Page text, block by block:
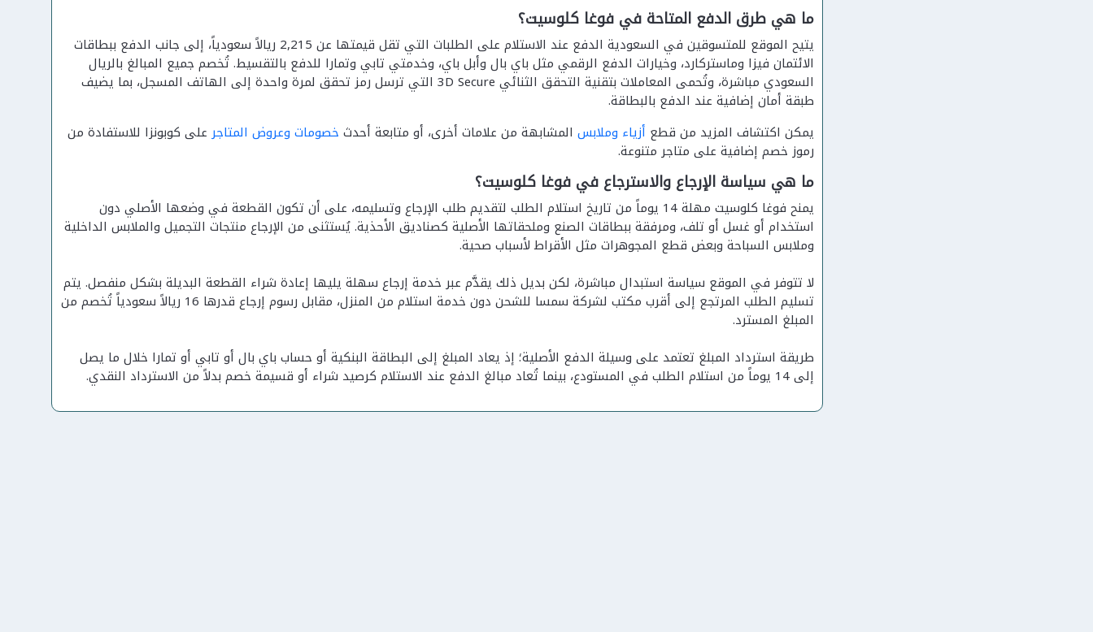
ما هي طرق الدفع المتاحة في فوغا كلوسيت؟
يتيح الموقع للمتسوقين في السعودية الدفع عند الاستلام على الطلبات التي تقل قيمتها عن 2,215 ريالاً سعودياً، إلى جانب الدفع ببطاقات
الائتمان فيزا وماستركارد، وخيارات الدفع الرقمي مثل باي بال وأبل باي، وخدمتي تابي وتمارا للدفع بالتقسيط. تُخصم جميع المبالغ بالريال
السعودي مباشرة، وتُحمى المعاملات بتقنية التحقق الثنائي 3D Secure التي ترسل رمز تحقق لمرة واحدة إلى الهاتف المسجل، بما يضيف
طبقة أمان إضافية عند الدفع بالبطاقة.
يمكن اكتشاف المزيد من قطع أزياء وملابس المشابهة من علامات أخرى، أو متابعة أحدث خصومات وعروض المتاجر على كوبونزا للاستفادة من
رموز خصم إضافية على متاجر متنوعة.
ما هي سياسة الإرجاع والاسترجاع في فوغا كلوسيت؟
يمنح فوغا كلوسيت مهلة 14 يوماً من تاريخ استلام الطلب لتقديم طلب الإرجاع وتسليمه، على أن تكون القطعة في وضعها الأصلي دون
استخدام أو غسل أو تلف، ومرفقة ببطاقات الصنع وملحقاتها الأصلية كصناديق الأحذية. يُستثنى من الإرجاع منتجات التجميل والملابس الداخلية
وملابس السباحة وبعض قطع المجوهرات مثل الأقراط لأسباب صحية.
لا تتوفر في الموقع سياسة استبدال مباشرة، لكن بديل ذلك يقدَّم عبر خدمة إرجاع سهلة يليها إعادة شراء القطعة البديلة بشكل منفصل. يتم
تسليم الطلب المرتجع إلى أقرب مكتب لشركة سمسا للشحن دون خدمة استلام من المنزل، مقابل رسوم إرجاع قدرها 16 ريالاً سعودياً تُخصم من
المبلغ المسترد.
طريقة استرداد المبلغ تعتمد على وسيلة الدفع الأصلية؛ إذ يعاد المبلغ إلى البطاقة البنكية أو حساب باي بال أو تابي أو تمارا خلال ما يصل
إلى 14 يوماً من استلام الطلب في المستودع، بينما تُعاد مبالغ الدفع عند الاستلام كرصيد شراء أو قسيمة خصم بدلاً من الاسترداد النقدي.